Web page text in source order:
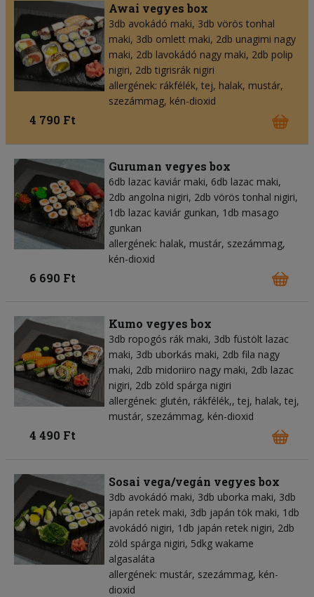
Awai vegyes box
3db avokádó maki, 3db vörös tonhal
maki, 3db omlett maki, 2db unagimi nagy
maki, 2db lavokádó nagy maki, 2db polip
nigiri, 2db tigrisrák nigiri
allergének: rákfélék, tej, halak, mustár,
szezámmag, kén-dioxid
4 790 Ft
Guruman vegyes box
6db lazac kaviár maki, 6db lazac maki,
2db angolna nigiri, 2db vörös tonhal nigiri,
1db lazac kaviár gunkan, 1db masago
gunkan
allergének: halak, mustár, szezámmag,
kén-dioxid
6 690 Ft
Kumo vegyes box
3db ropogós rák maki, 3db füstölt lazac
maki, 3db uborkás maki, 2db fila nagy
maki, 2db midoriiro nagy maki, 2db lazac
nigiri, 2db zöld spárga nigiri
allergének: glutén, rákfélék,, tej, halak, tej,
mustár, szezámmag, kén-dioxid
4 490 Ft
Sosai vega/vegán vegyes box
3db avokádó maki, 3db uborka maki, 3db
japán retek maki, 3db japán tök maki, 1db
avokádó nigiri, 1db japán retek nigiri, 2db
zöld spárga nigiri, 5dkg wakame
algasaláta
allergének: mustár, szezámmag, kén-
dioxid